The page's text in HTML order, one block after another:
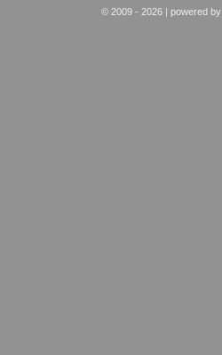
© 2009 - 2026 | powered by